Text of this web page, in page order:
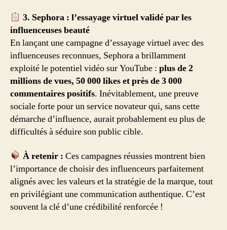
3. Sephora : l’essayage virtuel validé par les
influenceuses beauté
En lançant une campagne d’essayage virtuel avec des
influenceuses reconnues, Sephora a brillamment
exploité le potentiel vidéo sur YouTube : plus de 2
millions de vues, 50 000 likes et près de 3 000
commentaires positifs. Inévitablement, une preuve
sociale forte pour un service novateur qui, sans cette
démarche d’influence, aurait probablement eu plus de
difficultés à séduire son public cible.
À retenir : Ces campagnes réussies montrent bien
l’importance de choisir des influenceurs parfaitement
alignés avec les valeurs et la stratégie de la marque, tout
en privilégiant une communication authentique. C’est
souvent la clé d’une crédibilité renforcée !